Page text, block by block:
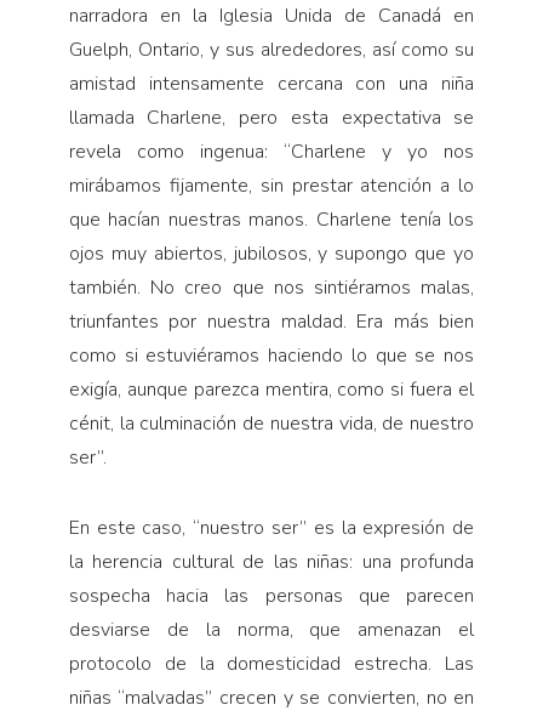
narradora en la Iglesia Unida de Canadá en
Guelph, Ontario, y sus alrededores, así como su
amistad intensamente cercana con una niña
llamada Charlene, pero esta expectativa se
revela como ingenua: “Charlene y yo nos
mirábamos fijamente, sin prestar atención a lo
que hacían nuestras manos. Charlene tenía los
ojos muy abiertos, jubilosos, y supongo que yo
también. No creo que nos sintiéramos malas,
triunfantes por nuestra maldad. Era más bien
como si estuviéramos haciendo lo que se nos
exigía, aunque parezca mentira, como si fuera el
cénit, la culminación de nuestra vida, de nuestro
ser”.
En este caso, “nuestro ser” es la expresión de
la herencia cultural de las niñas: una profunda
sospecha hacia las personas que parecen
desviarse de la norma, que amenazan el
protocolo de la domesticidad estrecha. Las
niñas “malvadas” crecen y se convierten, no en